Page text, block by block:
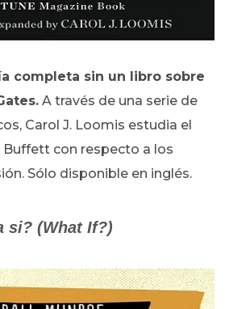
completa sin un libro sobre
A través de una serie de
Carol J. Loomis estudia el
Buffett con respecto a los
Sólo disponible en inglés.
si? (What If?)